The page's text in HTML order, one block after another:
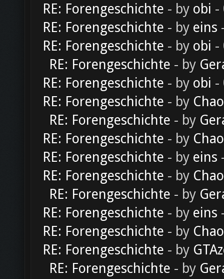
RE: Forengeschichte - by obi -
RE: Forengeschichte - by eins
RE: Forengeschichte - by obi -
RE: Forengeschichte - by
RE: Forengeschichte - by obi -
RE: Forengeschichte - by
RE: Forengeschichte - by
RE: Forengeschichte - by
RE: Forengeschichte - by eins
RE: Forengeschichte - by
RE: Forengeschichte - by
RE: Forengeschichte - by eins
RE: Forengeschichte - by
RE: Forengeschichte - by
RE: Forengeschichte - by